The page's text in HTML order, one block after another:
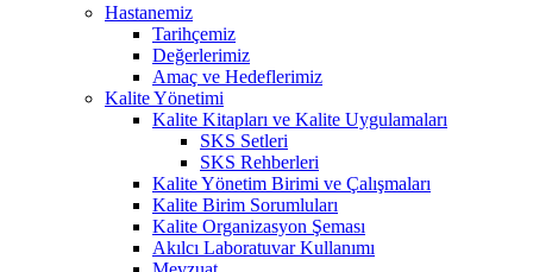
Hastanemiz
Tarihçemiz
Değerlerimiz
Amaç ve Hedeflerimiz
Kalite Yönetimi
Kalite Kitapları ve Kalite Uygulamaları
SKS Setleri
SKS Rehberleri
Kalite Yönetim Birimi ve Çalışmaları
Kalite Birim Sorumluları
Kalite Organizasyon Şeması
Akılcı Laboratuvar Kullanımı